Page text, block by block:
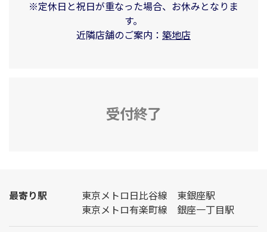
※定休日と祝日が重なった場合、お休みとなりま
す。
近隣店舗のご案内： 築地店
受付終了
最寄り駅
東京メトロ日比谷線 東銀座駅
東京メトロ有楽町線 銀座一丁目駅